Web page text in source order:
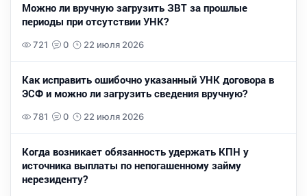
Можно ли вручную загрузить ЗВТ за прошлые
периоды при отсутствии УНК?
721 0 22 июля 2026
Как исправить ошибочно указанный УНК договора в
ЭСФ и можно ли загрузить сведения вручную?
781 0 22 июля 2026
Когда возникает обязанность удержать КПН у
источника выплаты по непогашенному займу
нерезиденту?